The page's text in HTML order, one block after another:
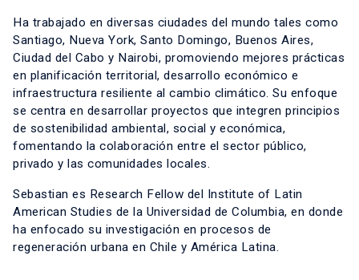
Ha trabajado en diversas ciudades del mundo tales como
Santiago, Nueva York, Santo Domingo, Buenos Aires,
Ciudad del Cabo y Nairobi, promoviendo mejores prácticas
en planificación territorial, desarrollo económico e
infraestructura resiliente al cambio climático. Su enfoque
se centra en desarrollar proyectos que integren principios
de sostenibilidad ambiental, social y económica,
fomentando la colaboración entre el sector público,
privado y las comunidades locales.
Sebastian es Research Fellow del Institute of Latin
American Studies de la Universidad de Columbia, en donde
ha enfocado su investigación en procesos de
regeneración urbana en Chile y América Latina.